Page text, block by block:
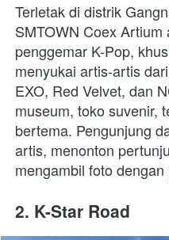
Terletak di distrik
SMTOWN Coex Artium
penggemar K-Pop,
menyukai artis-artis
EXO, Red Velvet, dan
museum, toko suvenir,
bertema. Pengunjung
artis, menonton
mengambil foto
2. K-Star Road